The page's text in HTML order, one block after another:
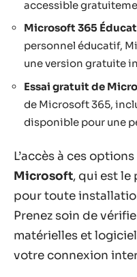
accessible
Microsoft 365
personnel éducatif,
une version gratuite
Essai gratuit de
de Microsoft 365,
disponible pour une
L’accès à ces
Microsoft, qui est
pour toute
Prenez soin de
matérielles et
votre connexion